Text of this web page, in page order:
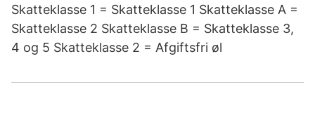
Skatteklasse 1 = Skatteklasse 1 Skatteklasse A =
Skatteklasse 2 Skatteklasse B = Skatteklasse 3,
4 og 5 Skatteklasse 2 = Afgiftsfri øl